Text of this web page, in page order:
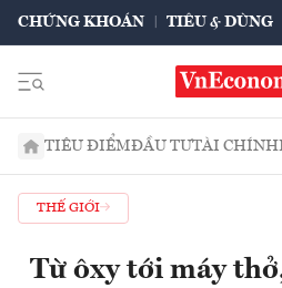
CHỨNG KHOÁN TIÊU & DÙNG
TIÊU ĐIỂMĐẦU TƯTÀI CHÍNH
THẾ GIỚI
Từ ôxy tới máy